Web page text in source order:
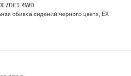
7DCT 4WD
обивка сидений черного цвета, EX